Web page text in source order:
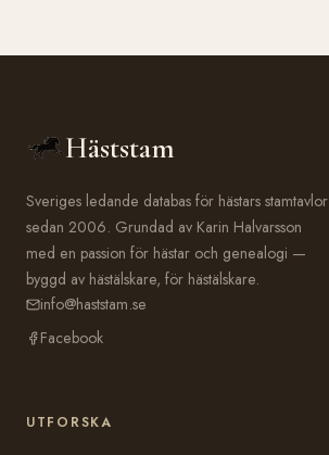
Häststam
Sveriges ledande databas för hästars stamtavlor
sedan 2006. Grundad av Karin Halvarsson
med en passion för hästar och genealogi —
byggd av hästälskare, för hästälskare.
info@haststam.se
Facebook
UTFORSKA